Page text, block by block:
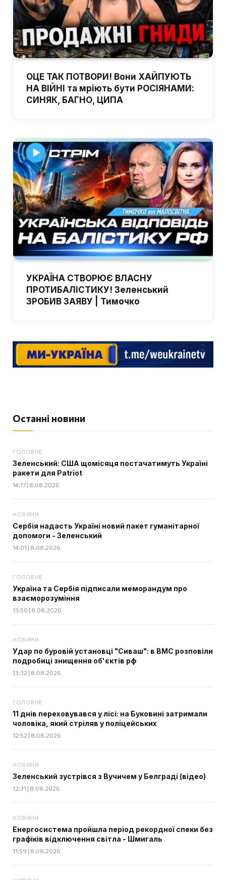
ОЦЕ ТАК ПОТВОРИ! Вони ХАЙПУЮТЬ
НА ВІЙНІ та мріють бути РОСІЯНАМИ:
СИНЯК, БАГНО, ЦИПА
УКРАЇНА СТВОРЮЄ ВЛАСНУ
ПРОТИБАЛІСТИКУ! Зеленський
ЗРОБИВ ЗАЯВУ | Тимочко
Останні новини
ГОЛОВНЕ
Зеленський: США щомісяця постачатимуть Україні
ракети для Patriot
14:17 | 8.08.2026
НОВИНИ
Сербія надасть Україні новий пакет гуманітарної
допомоги - Зеленський
14:01 | 8.08.2026
ГОЛОВНЕ
Україна та Сербія підписали меморандум про
взаєморозуміння
13:50 | 8.08.2026
НОВИНИ
Удар по буровій установці "Сиваш": в ВМС розповіли
подробиці знищення об'єктів рф
13:32 | 8.08.2026
ГОЛОВНЕ
11 днів переховувався у лісі: на Буковині затримали
чоловіка, який стріляв у поліцейських
12:52 | 8.08.2026
НОВИНИ
Зеленський зустрівся з Вучичем у Белграді (відео)
12:31 | 8.08.2026
НОВИНИ
Енергосистема пройшла період рекордної спеки без
графіків відключення світла - Шмигаль
11:59 | 8.08.2026